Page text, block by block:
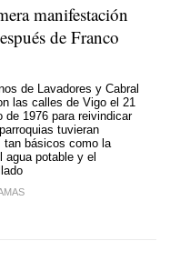
manifestación
de Franco
de Lavadores y Cabral
las calles de Vigo el 21
de 1976 para reivindicar
tuvieran
tan básicos como la
agua potable y el